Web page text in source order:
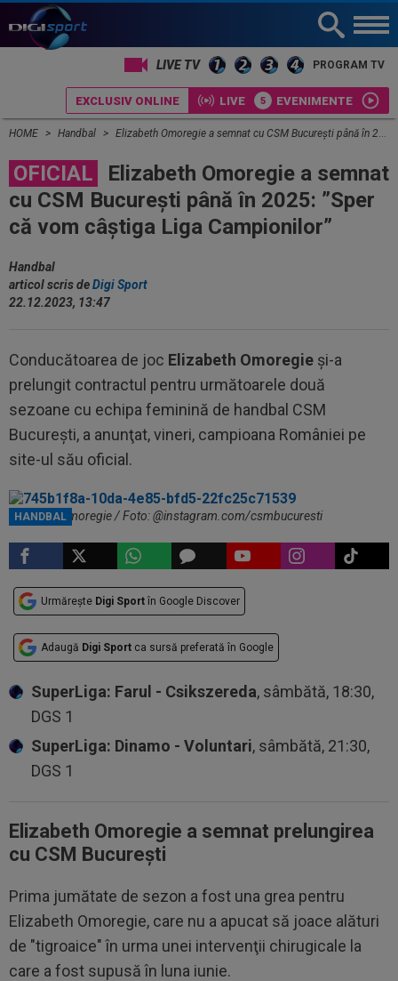
LIVE TV PROGRAM TV
EXCLUSIV ONLINE LIVE EVENIMENTE
HOME Handbal Elizabeth Omoregie a semnat cu CSM București până în 2025: ”Sper că vom câștiga Liga Campionilor”
OFICIAL
Elizabeth Omoregie a semnat
cu CSM București până în 2025: ”Sper
că vom câștiga Liga Campionilor”
Handbal
articol scris deDigi Sport
22.12.2023, 13:47
Conducătoarea de joc Elizabeth Omoregie şi-a
prelungit contractul pentru următoarele două
sezoane cu echipa feminină de handbal CSM
Bucureşti, a anunţat, vineri, campioana României pe
site-ul său oficial.
HANDBAL
Elizabeth Omoregie / Foto: @instagram.com/csmbucuresti
Urmărește Digi Sport în Google Discover
Adaugă Digi Sport ca sursă preferată în Google
SuperLiga: Farul - Csikszereda, sâmbătă, 18:30,
DGS 1
SuperLiga: Dinamo - Voluntari, sâmbătă, 21:30,
DGS 1
Elizabeth Omoregie a semnat prelungirea
cu CSM București
Prima jumătate de sezon a fost una grea pentru
Elizabeth Omoregie, care nu a apucat să joace alături
de "tigroaice" în urma unei intervenţii chirugicale la
care a fost supusă în luna iunie.